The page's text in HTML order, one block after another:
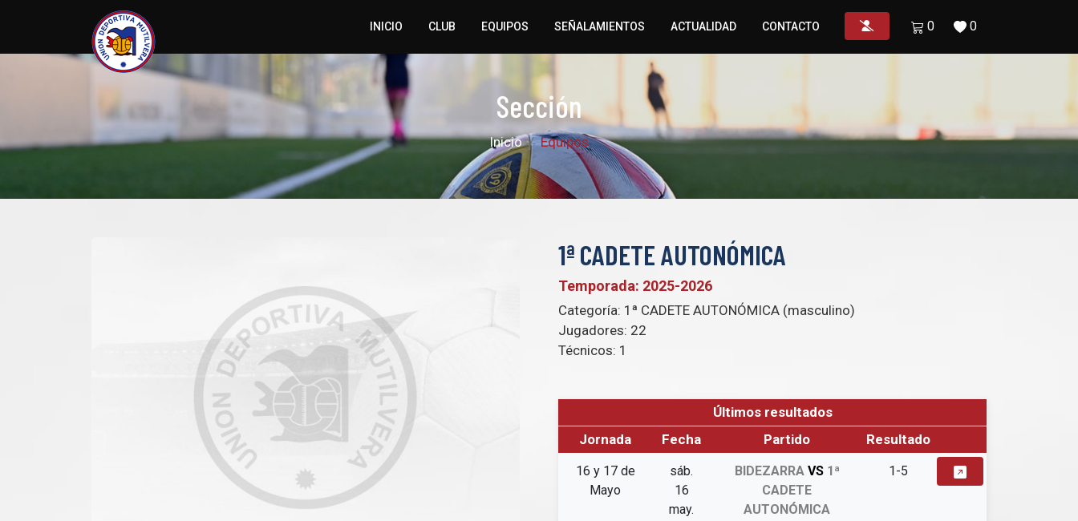
INICIO CLUB EQUIPOS SEÑALAMIENTOS ACTUALIDAD CONTACTO 0 0
Sección
Inicio Equipos
1ª CADETE AUTONÓMICA
Temporada: 2025-2026
Categoría: 1ª CADETE AUTONÓMICA (masculino)
Jugadores: 22
Técnicos: 1
Últimos resultados
Jornada
Fecha Partido Resultado
16 y 17 de
Mayo
sáb.
16
may.
BIDEZARRA VS1ª
CADETE
AUTONÓMICA
1-5